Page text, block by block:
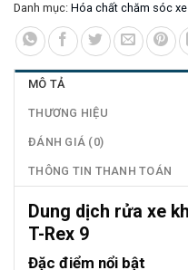
Danh mục: Hóa chất chăm sóc xe
MÔ TẢ
THƯƠNG HIỆU
ĐÁNH GIÁ (0)
THÔNG TIN THANH TOÁN
Dung dịch rửa xe
T-Rex 9
Đặc điểm nổi bật